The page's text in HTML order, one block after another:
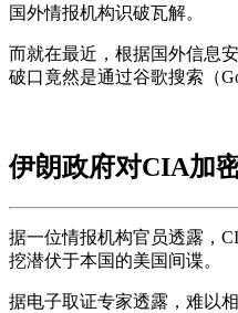
国外情报机构识破瓦解。
而就在最近，根据国外信息
破口竟然是通过谷歌搜索（
伊朗政府对CIA加
据一位情报机构官员透露，
挖潜伏于本国的美国间谍。
据电子取证专家透露，难以